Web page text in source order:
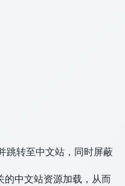
跳转至中文站，同时屏蔽
中文站资源加载，从而